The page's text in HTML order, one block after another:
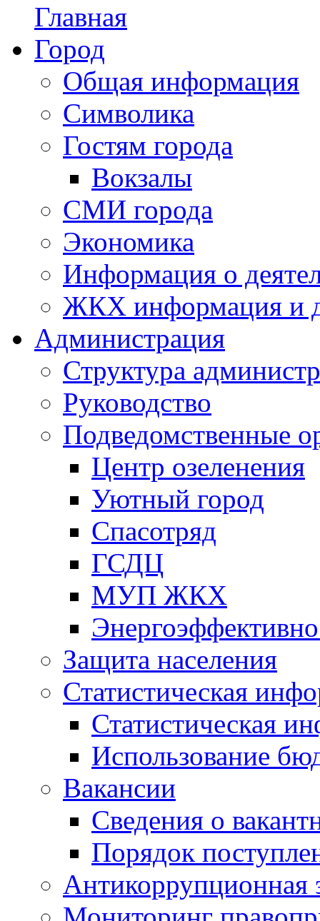
Главная
Город
Общая информация
Символика
Гостям города
Вокзалы
СМИ города
Экономика
Информация о
ЖКХ информация и
Администрация
Структура
Руководство
Подведомственные
Центр озеленения
Уютный город
Спасотряд
ГСДЦ
МУП ЖКХ
Защита населения
Статистическая
Статистическая
Использование
Вакансии
Сведения о
Порядок
Антикоррупционная